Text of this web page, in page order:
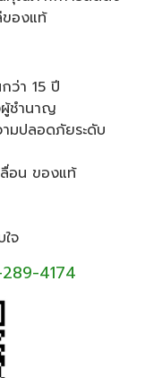
ของแท้
ว่า 15 ปี
ผู้ชำนาญ
มปลอดภัยระดับ
ลื่อน ของแท้
จ
4174